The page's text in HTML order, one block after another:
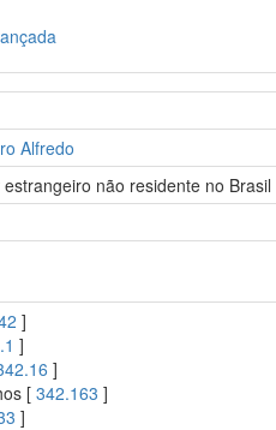
Alfredo
não residente no Brasil
]
]
]
[342.163 ]
]